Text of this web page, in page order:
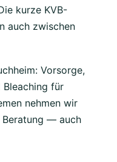
kurze KVB-
auch zwischen
Vorsorge,
Bleaching für
nehmen wir
Beratung — auch